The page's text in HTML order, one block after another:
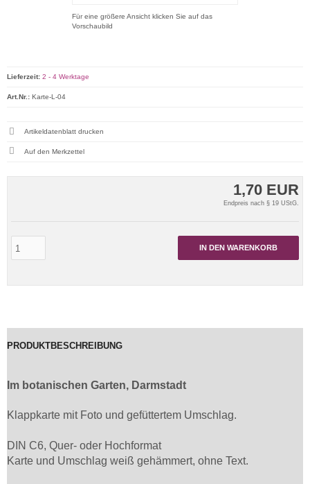
Für eine größere Ansicht klicken Sie auf das
Vorschaubild
1,70 EUR
Endpreis nach § 19 UStG.
IN DEN WARENKORB
Lieferzeit: 2 - 4 Werktage
Art.Nr.: Karte-L-04
Artikeldatenblatt drucken
PRODUKTBESCHREIBUNG
Im botanischen Garten, Darmstadt
Klappkarte mit Foto und gefüttertem Umschlag.
DIN C6, Quer- oder Hochformat
Karte und Umschlag weiß gehämmert, ohne Text.